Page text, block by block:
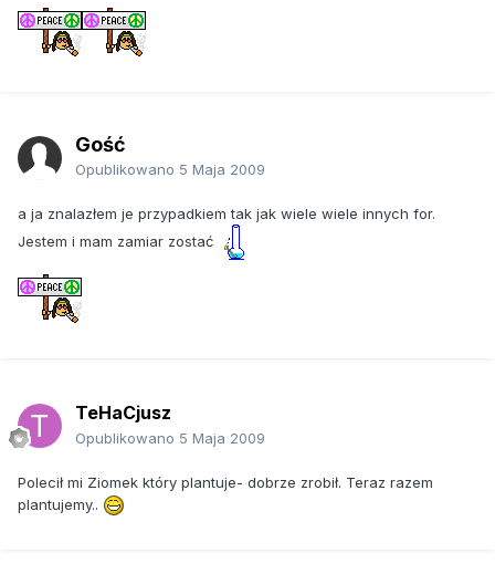
Gość
Opublikowano 5 Maja 2009
a ja znalazłem je przypadkiem tak jak wiele wiele innych for.
Jestem i mam zamiar zostać
TeHaCjusz
Opublikowano 5 Maja 2009
Polecił mi Ziomek który plantuje- dobrze zrobił. Teraz razem
plantujemy..